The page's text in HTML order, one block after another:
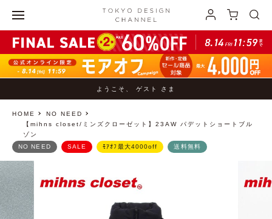
ようこそ、 ゲスト さま
HOME
NO NEED
【mihns closet/ミンズクローゼット】23AW パデットショートブル
ゾン
NO NEED SALE ﾓｱｵﾌ最大4000off 送料無料